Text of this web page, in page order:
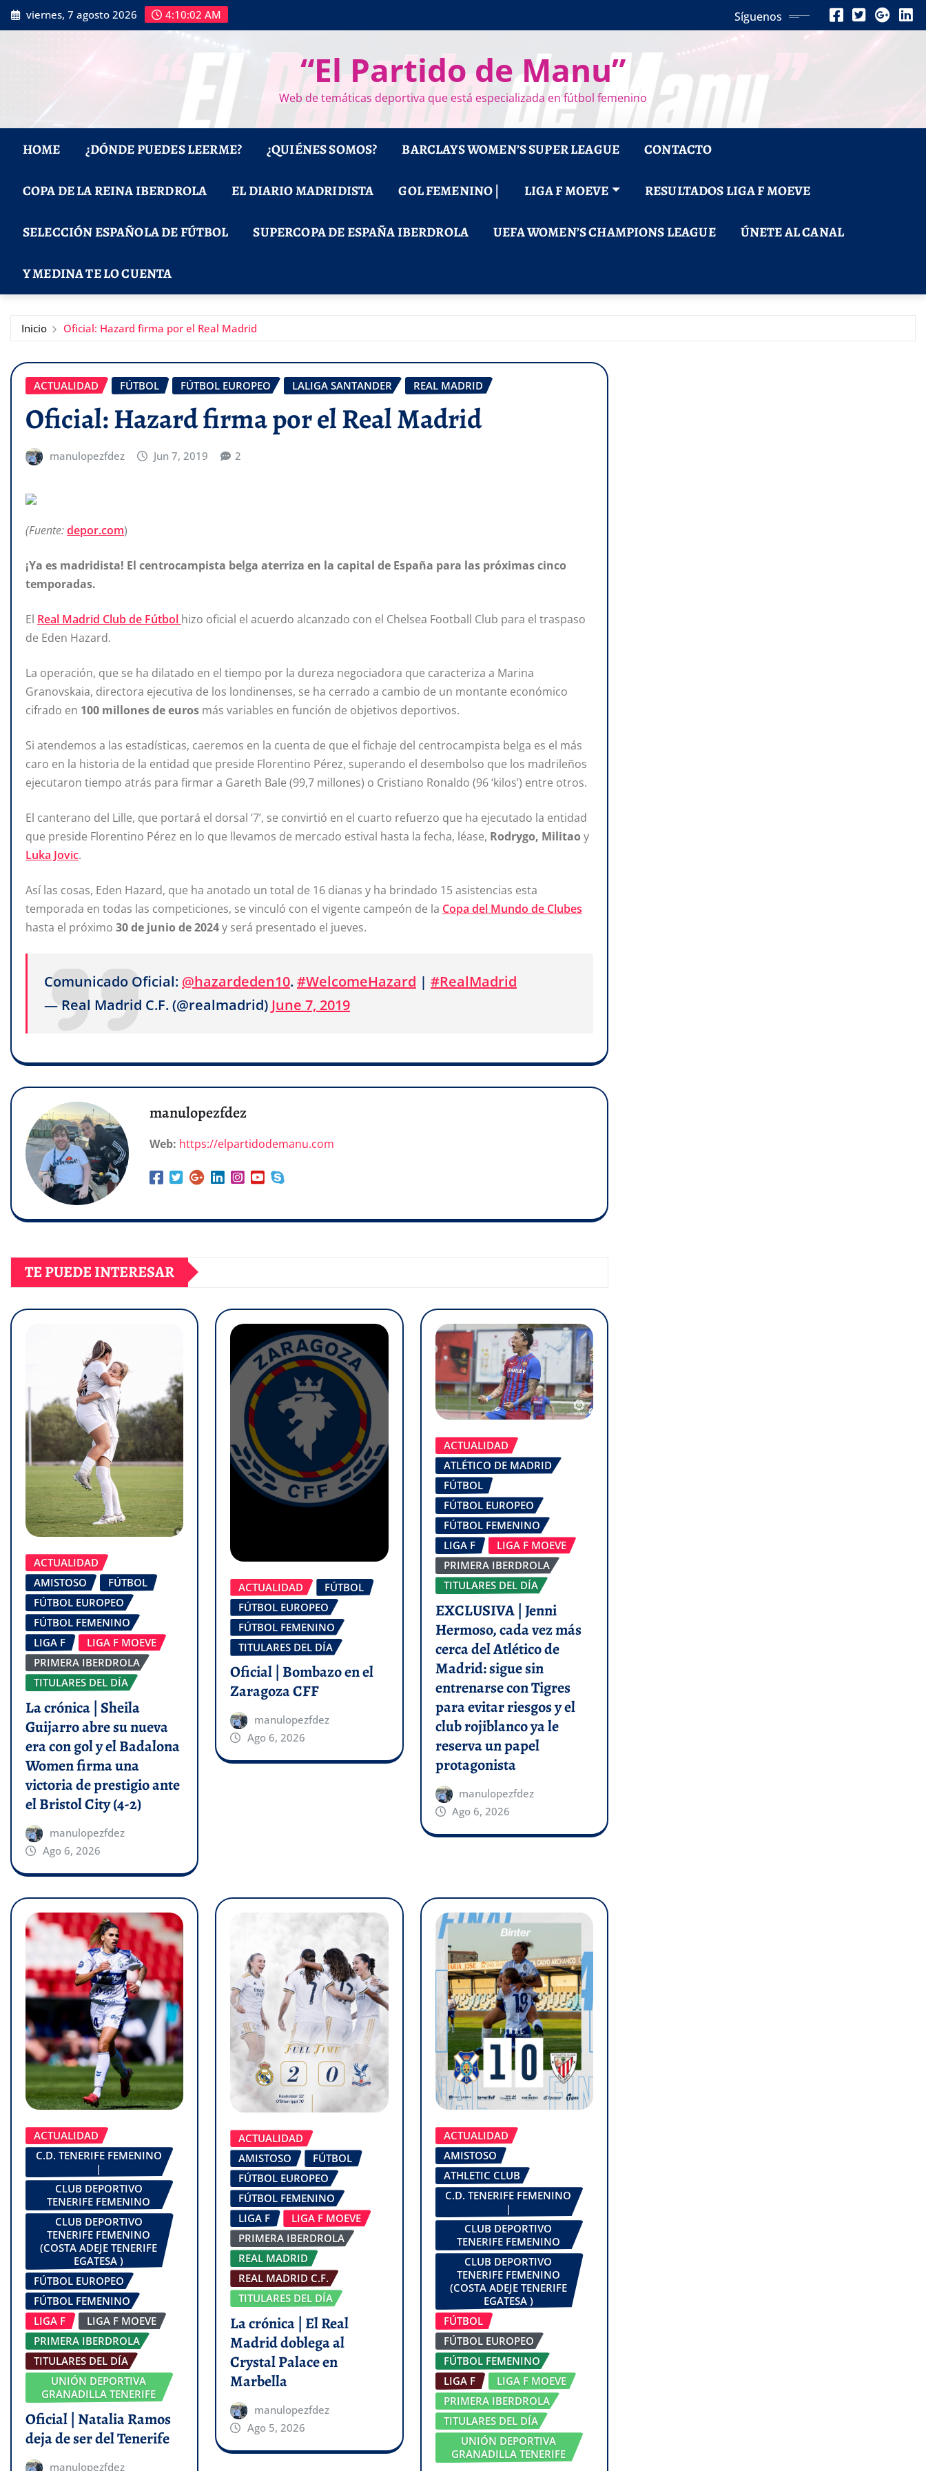
Saltar
al
viernes, 7 agosto 2026 4:10:03 AM Síguenos
“El Partido de Manu”
Web de temáticas deportiva que está especializada en fútbol femenino
HOME ¿DÓNDE PUEDES LEERME? ¿QUIÉNES SOMOS? BARCLAYS WOMEN’S SUPER LEAGUE CONTACTO
COPA DE LA REINA IBERDROLA EL DIARIO MADRIDISTA GOL FEMENINO | LIGA F MOEVE RESULTADOS LIGA F MOEVE
SELECCIÓN ESPAÑOLA DE FÚTBOL SUPERCOPA DE ESPAÑA IBERDROLA UEFA WOMEN’S CHAMPIONS LEAGUE ÚNETE AL CANAL
Y MEDINA TE LO CUENTA
Inicio Oficial: Hazard firma por el Real Madrid
ACTUALIDAD FÚTBOL FÚTBOL EUROPEO LALIGA SANTANDER REAL MADRID
Oficial: Hazard firma por el Real Madrid
manulopezfdez Jun 7, 2019 2
(Fuente:depor.com)
¡Ya es madridista! El centrocampista belga aterriza en la capital de España para las próximas cinco
temporadas.
El Real Madrid Club de Fútbol hizo oficial el acuerdo alcanzado con el Chelsea Football Club para el traspaso
de Eden Hazard.
La operación, que se ha dilatado en el tiempo por la dureza negociadora que caracteriza a Marina
Granovskaia, directora ejecutiva de los londinenses, se ha cerrado a cambio de un montante económico
cifrado en 100 millones de euros más variables en función de objetivos deportivos.
Si atendemos a las estadísticas, caeremos en la cuenta de que el fichaje del centrocampista belga es el más
caro en la historia de la entidad que preside Florentino Pérez, superando el desembolso que los madrileños
ejecutaron tiempo atrás para firmar a Gareth Bale (99,7 millones) o Cristiano Ronaldo (96 ‘kilos’) entre otros.
El canterano del Lille, que portará el dorsal ‘7’, se convirtió en el cuarto refuerzo que ha ejecutado la entidad
que preside Florentino Pérez en lo que llevamos de mercado estival hasta la fecha, léase, Rodrygo, Militao y
Luka Jovic.
Así las cosas, Eden Hazard, que ha anotado un total de 16 dianas y ha brindado 15 asistencias esta
temporada en todas las competiciones, se vinculó con el vigente campeón de la Copa del Mundo de Clubes
hasta el próximo 30 de junio de 2024y será presentado el jueves.
Comunicado Oficial: @hazardeden10.#WelcomeHazard | #RealMadrid
— Real Madrid C.F. (@realmadrid) June 7, 2019
manulopezfdez
Web: https://elpartidodemanu.com
TE PUEDE INTERESAR
ACTUALIDAD
AMISTOSO
FÚTBOL
FÚTBOL EUROPEO
FÚTBOL FEMENINO
LIGA F
LIGA F MOEVE
PRIMERA IBERDROLA
TITULARES DEL DÍA
La crónica | Sheila
Guijarro abre su nueva
era con gol y el Badalona
Women firma una
victoria de prestigio ante
el Bristol City (4-2)
manulopezfdez
Ago 6, 2026
ACTUALIDAD
FÚTBOL
FÚTBOL EUROPEO
FÚTBOL FEMENINO
TITULARES DEL DÍA
Oficial | Bombazo en el
Zaragoza CFF
manulopezfdez
Ago 6, 2026
ACTUALIDAD
ATLÉTICO DE MADRID
FÚTBOL
FÚTBOL EUROPEO
FÚTBOL FEMENINO
LIGA F
LIGA F MOEVE
PRIMERA IBERDROLA
TITULARES DEL DÍA
EXCLUSIVA | Jenni
Hermoso, cada vez más
cerca del Atlético de
Madrid: sigue sin
entrenarse con Tigres
para evitar riesgos y el
club rojiblanco ya le
reserva un papel
protagonista
manulopezfdez
Ago 6, 2026
ACTUALIDAD
C.D. TENERIFE FEMENINO
|
CLUB DEPORTIVO
TENERIFE FEMENINO
CLUB DEPORTIVO
TENERIFE FEMENINO
(COSTA ADEJE TENERIFE
EGATESA )
FÚTBOL EUROPEO
FÚTBOL FEMENINO
LIGA F
LIGA F MOEVE
PRIMERA IBERDROLA
TITULARES DEL DÍA
UNIÓN DEPORTIVA
GRANADILLA TENERIFE
Oficial | Natalia Ramos
deja de ser del Tenerife
manulopezfdez
ACTUALIDAD
AMISTOSO
FÚTBOL
FÚTBOL EUROPEO
FÚTBOL FEMENINO
LIGA F
LIGA F MOEVE
PRIMERA IBERDROLA
REAL MADRID
REAL MADRID C.F.
TITULARES DEL DÍA
La crónica | El Real
Madrid doblega al
Crystal Palace en
Marbella
manulopezfdez
Ago 5, 2026
ACTUALIDAD
AMISTOSO
ATHLETIC CLUB
C.D. TENERIFE FEMENINO
|
CLUB DEPORTIVO
TENERIFE FEMENINO
CLUB DEPORTIVO
TENERIFE FEMENINO
(COSTA ADEJE TENERIFE
EGATESA )
FÚTBOL
FÚTBOL EUROPEO
FÚTBOL FEMENINO
LIGA F
LIGA F MOEVE
PRIMERA IBERDROLA
TITULARES DEL DÍA
UNIÓN DEPORTIVA
GRANADILLA TENERIFE